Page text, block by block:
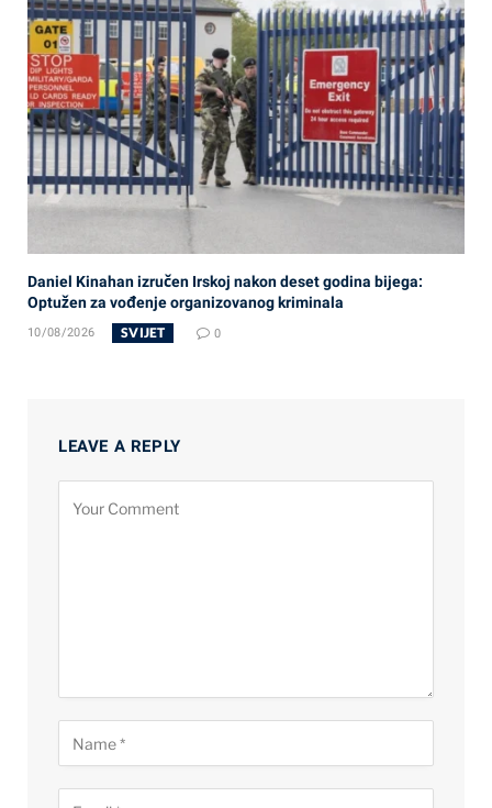
Daniel Kinahan izručen Irskoj nakon deset godina bijega:
Optužen za vođenje organizovanog kriminala
10/08/2026 SVIJET 0
LEAVE A REPLY